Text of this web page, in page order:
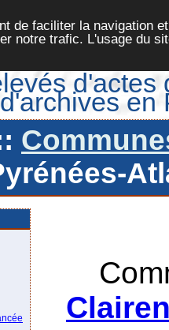
de faciliter la navigation
notre trafic. L'usage du
d'actes
en